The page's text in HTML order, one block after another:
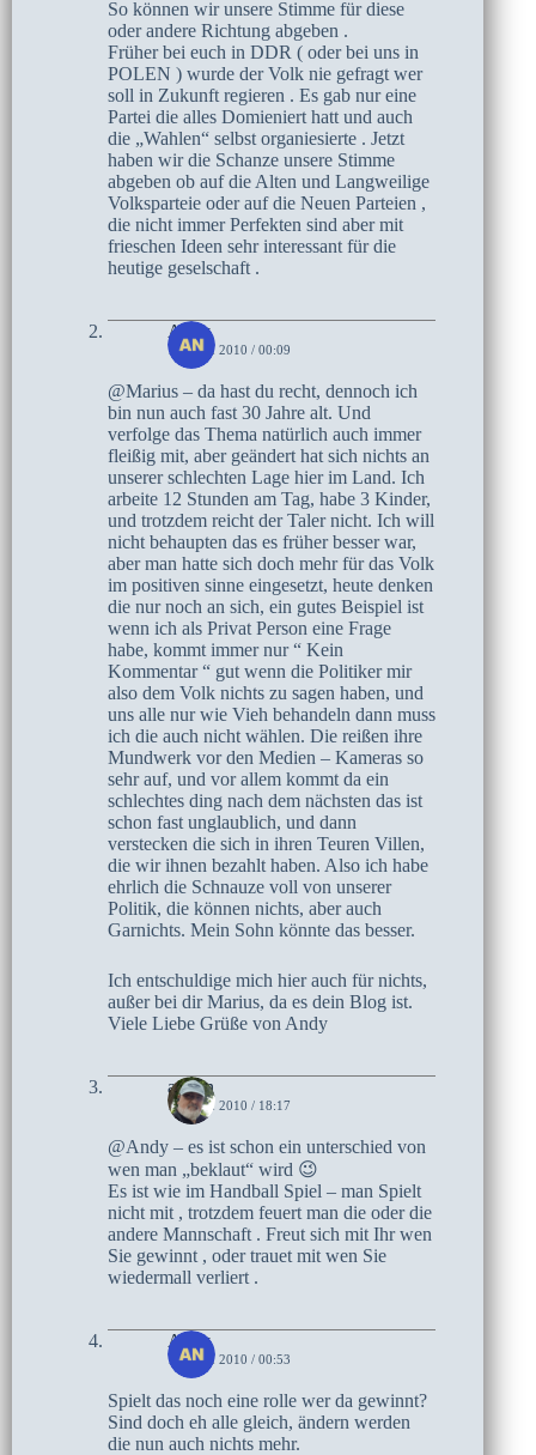
So können wir unsere Stimme für diese
oder andere Richtung abgeben .
Früher bei euch in DDR ( oder bei uns in
POLEN ) wurde der Volk nie gefragt wer
soll in Zukunft regieren . Es gab nur eine
Partei die alles Domieniert hatt und auch
die „Wahlen“ selbst organiesierte . Jetzt
haben wir die Schanze unsere Stimme
abgeben ob auf die Alten und Langweilige
Volksparteie oder auf die Neuen Parteien ,
die nicht immer Perfekten sind aber mit
frieschen Ideen sehr interessant für die
heutige geselschaft .
Andy
17. MAI 2010 / 00:09
@Marius – da hast du recht, dennoch ich
bin nun auch fast 30 Jahre alt. Und
verfolge das Thema natürlich auch immer
fleißig mit, aber geändert hat sich nichts an
unserer schlechten Lage hier im Land. Ich
arbeite 12 Stunden am Tag, habe 3 Kinder,
und trotzdem reicht der Taler nicht. Ich will
nicht behaupten das es früher besser war,
aber man hatte sich doch mehr für das Volk
im positiven sinne eingesetzt, heute denken
die nur noch an sich, ein gutes Beispiel ist
wenn ich als Privat Person eine Frage
habe, kommt immer nur “ Kein
Kommentar “ gut wenn die Politiker mir
also dem Volk nichts zu sagen haben, und
uns alle nur wie Vieh behandeln dann muss
ich die auch nicht wählen. Die reißen ihre
Mundwerk vor den Medien – Kameras so
sehr auf, und vor allem kommt da ein
schlechtes ding nach dem nächsten das ist
schon fast unglaublich, und dann
verstecken die sich in ihren Teuren Villen,
die wir ihnen bezahlt haben. Also ich habe
ehrlich die Schnauze voll von unserer
Politik, die können nichts, aber auch
Garnichts. Mein Sohn könnte das besser.
Ich entschuldige mich hier auch für nichts,
außer bei dir Marius, da es dein Blog ist.
Viele Liebe Grüße von Andy
admin
16. MAI 2010 / 18:17
@Andy – es ist schon ein unterschied von
wen man „beklaut“ wird 😉
Es ist wie im Handball Spiel – man Spielt
nicht mit , trotzdem feuert man die oder die
andere Mannschaft . Freut sich mit Ihr wen
Sie gewinnt , oder trauet mit wen Sie
wiedermall verliert .
Andy
13. MAI 2010 / 00:53
Spielt das noch eine rolle wer da gewinnt?
Sind doch eh alle gleich, ändern werden
die nun auch nichts mehr.